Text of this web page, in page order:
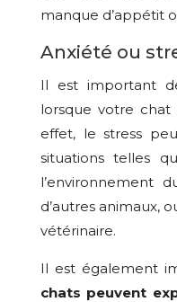
manque d’appétit
Anxiété ou
Il est important
lorsque votre
effet, le stress
situations telles
l’environnement
d’autres animaux,
vétérinaire.
Il est également
chats peuvent